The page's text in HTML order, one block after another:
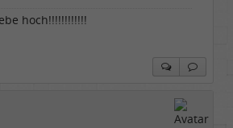
hoch!!!!!!!!!!!!